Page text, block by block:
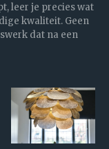
leer je precies wat
kwaliteit. Geen
dat na een